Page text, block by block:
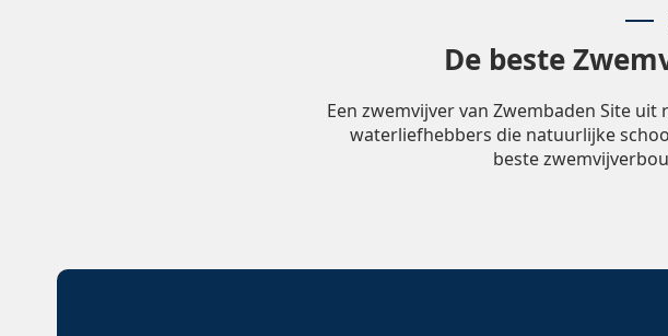
De beste
Een zwemvijver van Zwembaden Site
waterliefhebbers die natuurlijke
beste